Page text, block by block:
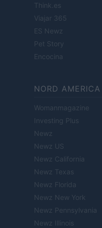
Think.es
Viajar 365
ES Newz
Pet Story
Encocina
NORD AMERICA
Womanmagazine
Investing Plus
Newz
Newz US
Newz California
Newz Texas
Newz Florida
Newz New York
Newz Pennsylvania
Newz Illinois